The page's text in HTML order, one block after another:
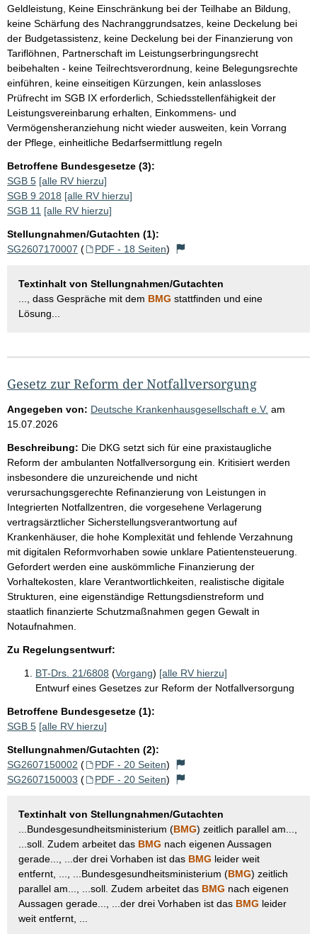
Geldleistung, Keine Einschränkung bei der Teilhabe an Bildung,
keine Schärfung des Nachranggrundsatzes, keine Deckelung bei
der Budgetassistenz, keine Deckelung bei der Finanzierung von
Tariflöhnen, Partnerschaft im Leistungserbringungsrecht
beibehalten - keine Teilrechtsverordnung, keine Belegungsrechte
einführen, keine einseitigen Kürzungen, kein anlassloses
Prüfrecht im SGB IX erforderlich, Schiedsstellenfähigkeit der
Leistungsvereinbarung erhalten, Einkommens- und
Vermögensheranziehung nicht wieder ausweiten, kein Vorrang
der Pflege, einheitliche Bedarfsermittlung regeln
Betroffene Bundesgesetze (3):
SGB 5 [alle RV hierzu]
SGB 9 2018 [alle RV hierzu]
SGB 11 [alle RV hierzu]
Stellungnahmen/Gutachten (1):
SG2607170007 ( PDF - 18 Seiten)
Textinhalt von Stellungnahmen/Gutachten
..., dass Gespräche mit dem BMG stattfinden und eine
Lösung...
Gesetz zur Reform der Notfallversorgung
Angegeben von: Deutsche Krankenhausgesellschaft e.V. am
15.07.2026
Beschreibung: Die DKG setzt sich für eine praxistaugliche
Reform der ambulanten Notfallversorgung ein. Kritisiert werden
insbesondere die unzureichende und nicht
verursachungsgerechte Refinanzierung von Leistungen in
Integrierten Notfallzentren, die vorgesehene Verlagerung
vertragsärztlicher Sicherstellungsverantwortung auf
Krankenhäuser, die hohe Komplexität und fehlende Verzahnung
mit digitalen Reformvorhaben sowie unklare Patientensteuerung.
Gefordert werden eine auskömmliche Finanzierung der
Vorhaltekosten, klare Verantwortlichkeiten, realistische digitale
Strukturen, eine eigenständige Rettungsdienstreform und
staatlich finanzierte Schutzmaßnahmen gegen Gewalt in
Notaufnahmen.
Zu Regelungsentwurf:
BT-Drs. 21/6808 (Vorgang) [alle RV hierzu]
Entwurf eines Gesetzes zur Reform der Notfallversorgung
Betroffene Bundesgesetze (1):
SGB 5 [alle RV hierzu]
Stellungnahmen/Gutachten (2):
SG2607150002 ( PDF - 20 Seiten)
SG2607150003 ( PDF - 20 Seiten)
Textinhalt von Stellungnahmen/Gutachten
...Bundesgesundheitsministerium (BMG) zeitlich parallel am...,
...soll. Zudem arbeitet das BMG nach eigenen Aussagen
gerade..., ...der drei Vorhaben ist das BMG leider weit
entfernt, ..., ...Bundesgesundheitsministerium (BMG) zeitlich
parallel am..., ...soll. Zudem arbeitet das BMG nach eigenen
Aussagen gerade..., ...der drei Vorhaben ist das BMG leider
weit entfernt, ...